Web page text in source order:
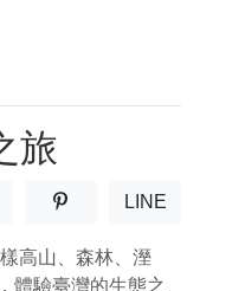
旅
至facebook(另開新視窗)
分享至噗浪(另開新視窗)
LINE
高山、森林、溼
體驗臺灣的生態之